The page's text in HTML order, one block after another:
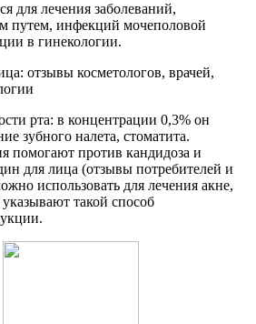
для лечения заболеваний,
путем, инфекций мочеполовой
в гинекологии.
рта: в концентрации 0,3% он
зубного налета, стоматита.
помогают против кандидоза и
для лица (отзывы потребителей и
использовать для лечения акне,
такой способ